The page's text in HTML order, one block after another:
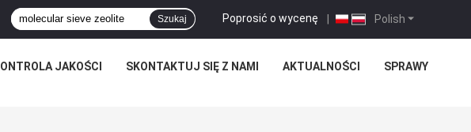
Polish
Poprosić o wycenę |
Szukaj
JAKOŚCI SKONTAKTUJ SIĘ Z NAMI AKTUALNOŚCI SPRAWY